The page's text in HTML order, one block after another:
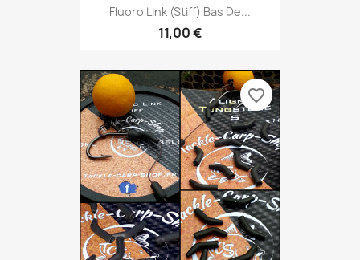
Fluoro Link (stiff) Bas De...
11,00 €
favorite_border